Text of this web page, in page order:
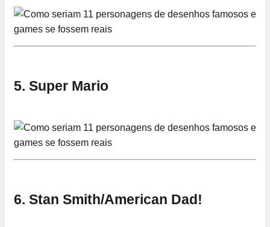
5. Super Mario
6. Stan Smith/American Dad!